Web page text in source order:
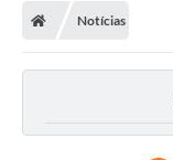
Notícias